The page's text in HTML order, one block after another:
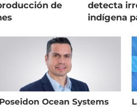
de
detecta
indígena
Poseidon Ocean Systems